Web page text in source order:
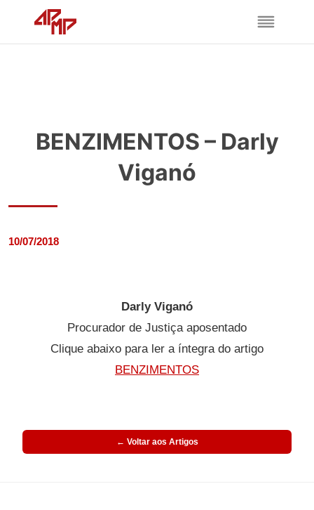
BENZIMENTOS – Darly
Viganó
10/07/2018
Darly Viganó
Procurador de Justiça aposentado
Clique abaixo para ler a íntegra do artigo
BENZIMENTOS
← Voltar aos Artigos